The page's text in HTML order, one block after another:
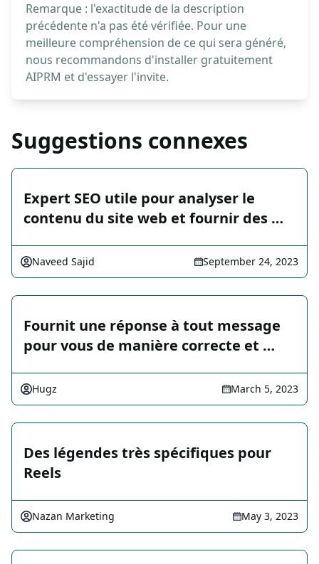
Remarque : l'exactitude de la description
précédente n'a pas été vérifiée. Pour une
meilleure compréhension de ce qui sera généré,
nous recommandons d'installer gratuitement
AIPRM et d'essayer l'invite.
Suggestions connexes
Expert SEO utile pour analyser le
contenu du site web et fournir des …
Naveed Sajid September 24, 2023
Fournit une réponse à tout message
pour vous de manière correcte et …
Hugz March 5, 2023
Des légendes très spécifiques pour
Reels
Nazan Marketing May 3, 2023